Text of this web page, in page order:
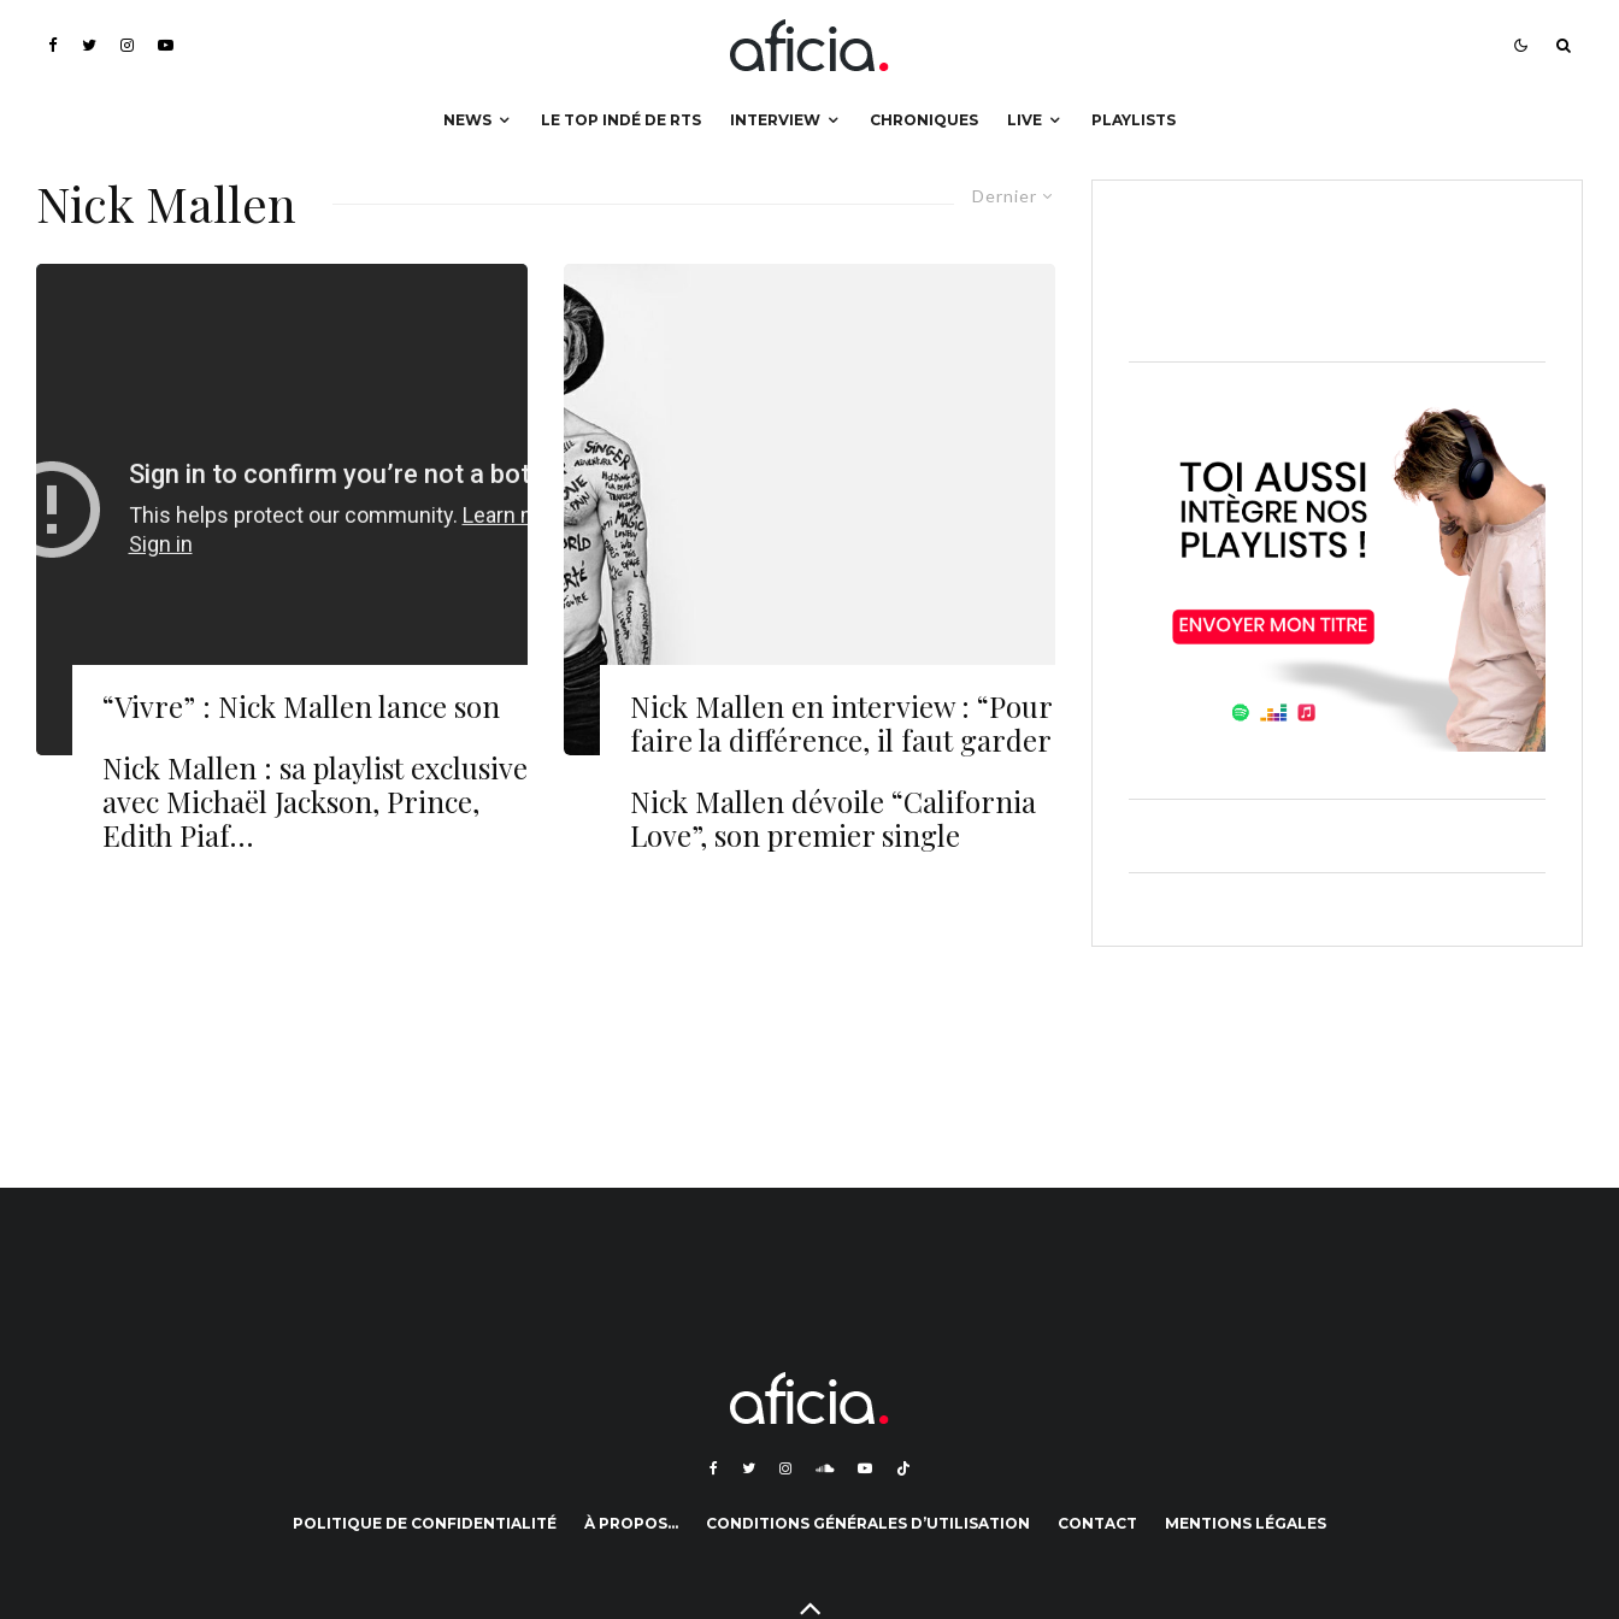
NEWS LE TOP INDÉ DE RTS INTERVIEW CHRONIQUES LIVE PLAYLISTS
Dernier
Nick Mallen
“Vivre” : Nick Mallen lance son
Nick Mallen : sa playlist exclusive
avec Michaël Jackson, Prince,
Edith Piaf…
Nick Mallen en interview : “Pour
faire la différence, il faut garder
Nick Mallen dévoile “California
Love”, son premier single
POLITIQUE DE CONFIDENTIALITÉ À PROPOS… CONDITIONS GÉNÉRALES D’UTILISATION CONTACT MENTIONS LÉGALES